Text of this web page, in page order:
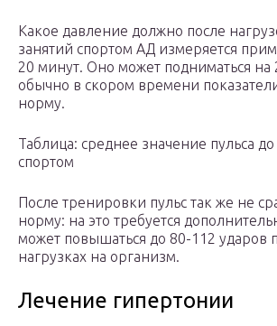
Какое давление должно после
занятий спортом АД измеряется
20 минут. Оно может подниматься на
обычно в скором времени
норму.
Таблица: среднее значение пульса
спортом
После тренировки пульс так же не
норму: на это требуется
может повышаться до 80-112 ударов
нагрузках на организм.
Лечение гипертонии